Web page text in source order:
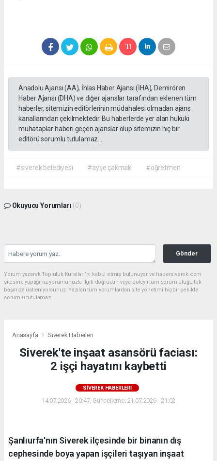
Anadolu Ajansı (AA), İhlas Haber Ajansı (İHA), Demirören
Haber Ajansı (DHA) ve diğer ajanslar tarafından eklenen tüm
haberler, sitemizin editörlerinin müdahalesi olmadan ajans
kanallarından çekilmektedir. Bu haberlerde yer alan hukuki
muhataplar haberi geçen ajanslar olup sitemizin hiç bir
editörü sorumlu tutulamaz...
#siverek belediyesi #ayşe çakmak #öğretmen
Okuyucu Yorumları (0)
Gönder
Yorum yazarak Topluluk Kuralları’nı kabul etmiş bulunuyor ve habersiverek.com
sitesine yaptığınız yorumunuzla ilgili doğrudan veya dolaylı tüm sorumluluğu tek
başınıza üstleniyorsunuz. Yazılan tüm yorumlardan site yönetimi hiçbir şekilde
sorumlu tutulamaz.
Anasayfa Siverek Haberleri
Siverek'te inşaat asansörü faciası:
2 işçi hayatını kaybetti
SIVEREK HABERLERI
14.07.2026 - 20:47, Güncelleme: 21.07.2026 - 21:02
Şanlıurfa'nın Siverek ilçesinde bir binanın dış
cephesinde boya yapan işçileri taşıyan inşaat